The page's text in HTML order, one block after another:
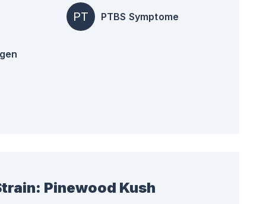
PT PTBS Symptome
Pinewood Kush